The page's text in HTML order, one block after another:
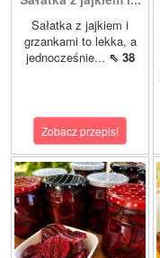
Sałatka z jajkiem i
grzankami to lekka, a
jednocześnie... ⇖ 38
Zobacz przepis!